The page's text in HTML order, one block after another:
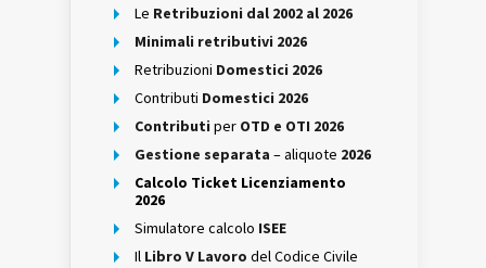
Le Retribuzioni dal 2002 al 2026
Minimali retributivi 2026
Retribuzioni Domestici 2026
Contributi Domestici 2026
Contributi per OTD e OTI 2026
Gestione separata – aliquote 2026
Calcolo Ticket Licenziamento
2026
Simulatore calcolo ISEE
Il Libro V Lavoro del Codice Civile